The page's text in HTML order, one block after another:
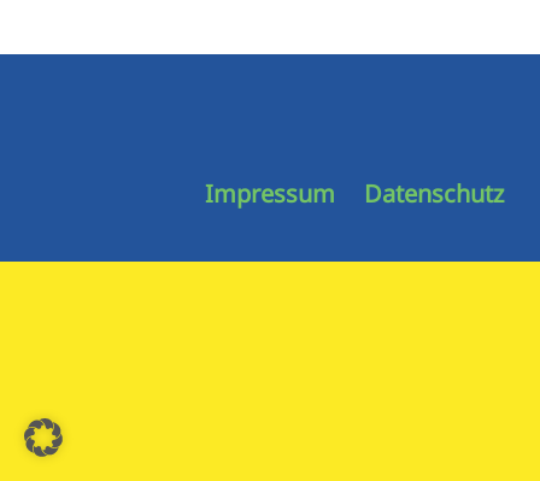
Impressum Datenschutz